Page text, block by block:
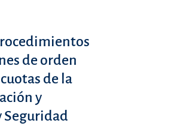
de orden
de la
y
Seguridad